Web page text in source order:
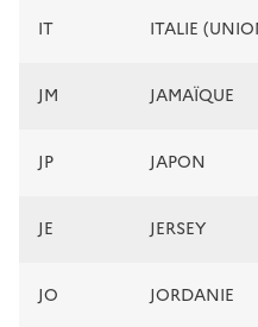
IT ITALIE
JM JAMAÏQUE
JP JAPON
JE JERSEY
JO JORDANIE